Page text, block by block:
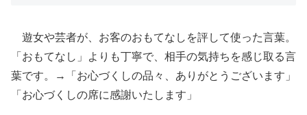
遊女や芸者が、お客のおもてなしを評して使った言葉。
「おもてなし」よりも丁寧で、相手の気持ちを感じ取る言
葉です。→「お心づくしの品々、ありがとうございます」
「お心づくしの席に感謝いたします」